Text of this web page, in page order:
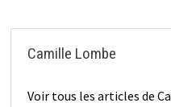
Camille Lombe
Voir tous les articles de